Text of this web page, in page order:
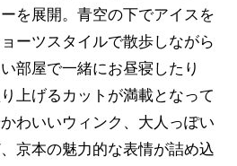
を展開。青空の下でアイスを
ーツスタイルで散歩しながら
部屋で一緒にお昼寝したり
上げるカットが満載となって
わいいウィンク、大人っぽい
京本の魅力的な表情が詰め込